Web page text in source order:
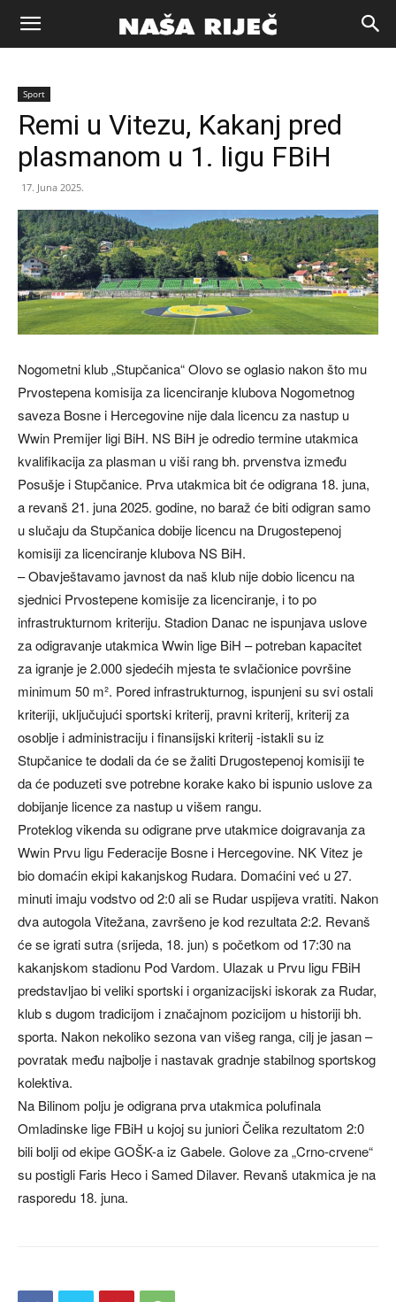
Naša
riječ
Zenica
Sport
Remi u Vitezu, Kakanj pred
plasmanom u 1. ligu FBiH
17. Juna 2025.
Nogometni klub „Stupčanica“ Olovo se oglasio nakon što mu
Prvostepena komisija za licenciranje klubova Nogometnog
saveza Bosne i Hercegovine nije dala licencu za nastup u
Wwin Premijer ligi BiH. NS BiH je odredio termine utakmica
kvalifikacija za plasman u viši rang bh. prvenstva između
Posušje i Stupčanice. Prva utakmica bit će odigrana 18. juna,
a revanš 21. juna 2025. godine, no baraž će biti odigran samo
u slučaju da Stupčanica dobije licencu na Drugostepenoj
komisiji za licenciranje klubova NS BiH.
– Obavještavamo javnost da naš klub nije dobio licencu na
sjednici Prvostepene komisije za licenciranje, i to po
infrastrukturnom kriteriju. Stadion Danac ne ispunjava uslove
za odigravanje utakmica Wwin lige BiH – potreban kapacitet
za igranje je 2.000 sjedećih mjesta te svlačionice površine
minimum 50 m². Pored infrastrukturnog, ispunjeni su svi ostali
kriteriji, uključujući sportski kriterij, pravni kriterij, kriterij za
osoblje i administraciju i finansijski kriterij -istakli su iz
Stupčanice te dodali da će se žaliti Drugostepenoj komisiji te
da će poduzeti sve potrebne korake kako bi ispunio uslove za
dobijanje licence za nastup u višem rangu.
Proteklog vikenda su odigrane prve utakmice doigravanja za
Wwin Prvu ligu Federacije Bosne i Hercegovine. NK Vitez je
bio domaćin ekipi kakanjskog Rudara. Domaćini već u 27.
minuti imaju vodstvo od 2:0 ali se Rudar uspijeva vratiti. Nakon
dva autogola Vitežana, završeno je kod rezultata 2:2. Revanš
će se igrati sutra (srijeda, 18. jun) s početkom od 17:30 na
kakanjskom stadionu Pod Vardom. Ulazak u Prvu ligu FBiH
predstavljao bi veliki sportski i organizacijski iskorak za Rudar,
klub s dugom tradicijom i značajnom pozicijom u historiji bh.
sporta. Nakon nekoliko sezona van višeg ranga, cilj je jasan –
povratak među najbolje i nastavak gradnje stabilnog sportskog
kolektiva.
Na Bilinom polju je odigrana prva utakmica polufinala
Omladinske lige FBiH u kojoj su juniori Čelika rezultatom 2:0
bili bolji od ekipe GOŠK-a iz Gabele. Golove za „Crno-crvene“
su postigli Faris Heco i Samed Dilaver. Revanš utakmica je na
rasporedu 18. juna.